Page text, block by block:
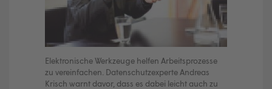
Elektronische Werkzeuge helfen Arbeitsprozesse
zu vereinfachen. Datenschutzexperte Andreas
Krisch warnt davor, dass es dabei leicht auch zu